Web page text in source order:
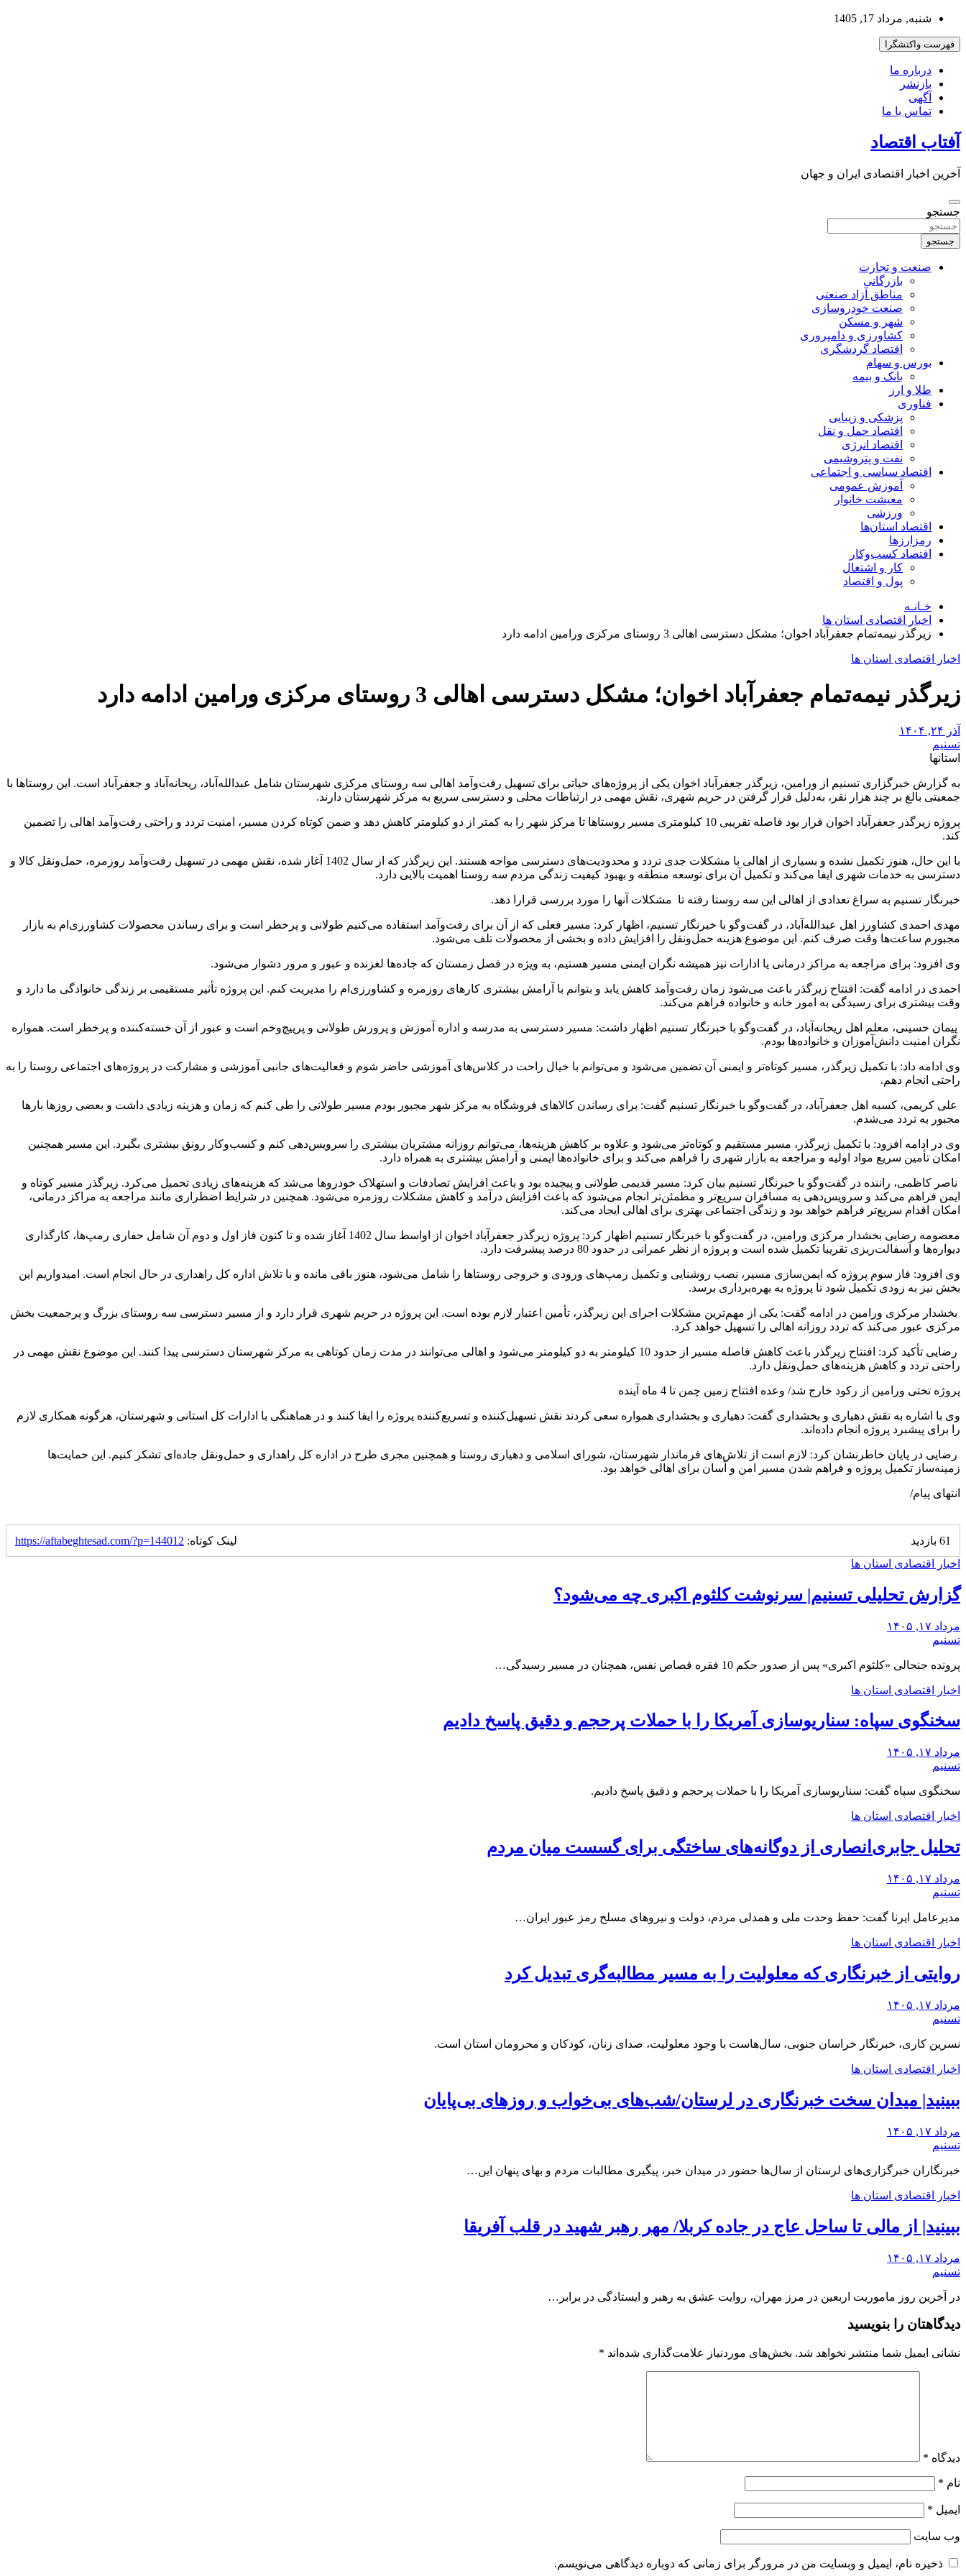
بروید
شنبه, مرداد 17, 1405
فهرست واکنشگرا
درباره ما
بازنشر
آگهی
تماس با ما
آفتاب اقتصاد
آخرین اخبار اقتصادی ایران و جهان
جستجو
جستجو
صنعت و تجارت
بازرگانی
مناطق آزاد صنعتی
صنعت خودروسازی
شهر و مسکن
کشاورزی و دامپروری
اقتصاد گردشگری
بورس و سهام
بانک و بیمه
طلا و ارز
فناوری
پزشکی و زیبایی
اقتصاد حمل و نقل
اقتصاد انرژی
نفت و پتروشیمی
اقتصاد سیاسی و اجتماعی
آموزش عمومی
معیشت خانوار
ورزشی
اقتصاد استان‌ها
رمزارزها
اقتصاد کسب‌و‌کار
کار و اشتغال
پول و اقتصاد
خـانـه
اخبار اقتصادی استان ها
زیرگذر نیمه‌تمام جعفرآباد اخوان؛ مشکل دسترسی اهالی 3 روستای مرکزی ورامین ادامه دارد
اخبار اقتصادی استان ها
زیرگذر نیمه‌تمام جعفرآباد اخوان؛ مشکل دسترسی اهالی 3 روستای مرکزی ورامین ادامه دارد
آذر ۲۴, ۱۴۰۴
تسنیم
استانها
به گزارش خبرگزاری تسنیم از ورامین، زیرگذر جعفرآباد اخوان یکی از پروژه‌های حیاتی برای تسهیل رفت‌وآمد اهالی سه روستای مرکزی شهرستان شامل عبدالله‌آباد، ریحانه‌آباد و جعفرآباد است. این روستاها با
جمعیتی بالغ بر چند هزار نفر، به‌دلیل قرار گرفتن در حریم شهری، نقش مهمی در ارتباطات محلی و دسترسی سریع به مرکز شهرستان دارند.
پروژه زیرگذر جعفرآباد اخوان قرار بود فاصله تقریبی 10 کیلومتری مسیر روستاها تا مرکز شهر را به کمتر از دو کیلومتر کاهش دهد و ضمن کوتاه کردن مسیر، امنیت تردد و راحتی رفت‌وآمد اهالی را تضمین
کند.
با این حال، هنوز تکمیل نشده و بسیاری از اهالی با مشکلات جدی تردد و محدودیت‌های دسترسی مواجه هستند. این زیرگذر که از سال 1402 آغاز شده، نقش مهمی در تسهیل رفت‌وآمد روزمره، حمل‌ونقل کالا و
دسترسی به خدمات شهری ایفا می‌کند و تکمیل آن برای توسعه منطقه و بهبود کیفیت زندگی مردم سه روستا اهمیت بالایی دارد.
خبرنگار تسنیم به سراغ تعدادی از اهالی این سه روستا رفته تا مشکلات آنها را مورد بررسی قرارا دهد.
مهدی احمدی کشاورز اهل عبدالله‌آباد، در گفت‌وگو با خبرنگار تسنیم، اظهار کرد: مسیر فعلی که از آن برای رفت‌وآمد استفاده می‌کنیم طولانی و پرخطر است و برای رساندن محصولات کشاورزی‌ام به بازار
مجبورم ساعت‌ها وقت صرف کنم. این موضوع هزینه حمل‌ونقل را افزایش داده و بخشی از محصولات تلف می‌شود.
وی افزود: برای مراجعه به مراکز درمانی یا ادارات نیز همیشه نگران ایمنی مسیر هستیم، به ویژه در فصل زمستان که جاده‌ها لغزنده و عبور و مرور دشوار می‌شود.
احمدی در ادامه گفت: افتتاح زیرگذر باعث می‌شود زمان رفت‌وآمد کاهش یابد و بتوانم با آرامش بیشتری کارهای روزمره و کشاورزی‌ام را مدیریت کنم. این پروژه تأثیر مستقیمی بر زندگی خانوادگی ما دارد و
وقت بیشتری برای رسیدگی به امور خانه و خانواده فراهم می‌کند.
پیمان حسینی، معلم اهل ریحانه‌آباد، در گفت‌وگو با خبرنگار تسنیم اظهار داشت: مسیر دسترسی به مدرسه و اداره آموزش و پرورش طولانی و پرپیچ‌وخم است و عبور از آن خسته‌کننده و پرخطر است. همواره
نگران امنیت دانش‌آموزان و خانواده‌ها بودم.
وی ادامه داد: با تکمیل زیرگذر، مسیر کوتاه‌تر و ایمنی آن تضمین می‌شود و می‌توانم با خیال راحت در کلاس‌های آموزشی حاضر شوم و فعالیت‌های جانبی آموزشی و مشارکت در پروژه‌های اجتماعی روستا را به
راحتی انجام دهم.
علی کریمی، کسبه اهل جعفرآباد، در گفت‌وگو با خبرنگار تسنیم گفت: برای رساندن کالاهای فروشگاه به مرکز شهر مجبور بودم مسیر طولانی را طی کنم که زمان و هزینه زیادی داشت و بعضی روزها بارها
مجبور به تردد می‌شدم.
وی در ادامه افزود: با تکمیل زیرگذر، مسیر مستقیم و کوتاه‌تر می‌شود و علاوه بر کاهش هزینه‌ها، می‌توانم روزانه مشتریان بیشتری را سرویس‌دهی کنم و کسب‌وکار رونق بیشتری بگیرد. این مسیر همچنین
امکان تأمین سریع مواد اولیه و مراجعه به بازار شهری را فراهم می‌کند و برای خانواده‌ها ایمنی و آرامش بیشتری به همراه دارد.
ناصر کاظمی، راننده در گفت‌وگو با خبرنگار تسنیم بیان کرد: مسیر قدیمی طولانی و پیچیده بود و باعث افزایش تصادفات و استهلاک خودروها می‌شد که هزینه‌های زیادی تحمیل می‌کرد. زیرگذر مسیر کوتاه و
ایمن فراهم می‌کند و سرویس‌دهی به مسافران سریع‌تر و مطمئن‌تر انجام می‌شود که باعث افزایش درآمد و کاهش مشکلات روزمره می‌شود. همچنین در شرایط اضطراری مانند مراجعه به مراکز درمانی،
امکان اقدام سریع‌تر فراهم خواهد بود و زندگی اجتماعی بهتری برای اهالی ایجاد می‌کند.
معصومه رضایی بخشدار مرکزی ورامین، در گفت‌وگو با خبرنگار تسنیم اظهار کرد: پروژه زیرگذر جعفرآباد اخوان از اواسط سال 1402 آغاز شده و تا کنون فاز اول و دوم آن شامل حفاری رمپ‌ها، کارگذاری
دیواره‌ها و آسفالت‌ریزی تقریبا تکمیل شده است و پروژه از نظر عمرانی در حدود 80 درصد پیشرفت دارد.
وی افزود: فاز سوم پروژه که ایمن‌سازی مسیر، نصب روشنایی و تکمیل رمپ‌های ورودی و خروجی روستاها را شامل می‌شود، هنوز باقی مانده و با تلاش اداره کل راهداری در حال انجام است. امیدواریم این
بخش نیز به زودی تکمیل شود تا پروژه به بهره‌برداری برسد.
بخشدار مرکزی ورامین در ادامه گفت: یکی از مهم‌ترین مشکلات اجرای این زیرگذر، تأمین اعتبار لازم بوده است. این پروژه در حریم شهری قرار دارد و از مسیر دسترسی سه روستای بزرگ و پرجمعیت بخش
مرکزی عبور می‌کند که تردد روزانه اهالی را تسهیل خواهد کرد.
رضایی تأکید کرد: افتتاح زیرگذر باعث کاهش فاصله مسیر از حدود 10 کیلومتر به دو کیلومتر می‌شود و اهالی می‌توانند در مدت زمان کوتاهی به مرکز شهرستان دسترسی پیدا کنند. این موضوع نقش مهمی در
راحتی تردد و کاهش هزینه‌های حمل‌ونقل دارد.
پروژه تختی ورامین از رکود خارج شد/ وعده افتتاح زمین چمن تا 4 ماه آینده
وی با اشاره به نقش دهیاری و بخشداری گفت: دهیاری و بخشداری همواره سعی کردند نقش تسهیل‌کننده و تسریع‌کننده پروژه را ایفا کنند و در هماهنگی با ادارات کل استانی و شهرستان، هرگونه همکاری لازم
را برای پیشبرد پروژه انجام داده‌اند.
رضایی در پایان خاطرنشان کرد: لازم است از تلاش‌های فرماندار شهرستان، شورای اسلامی و دهیاری روستا و همچنین مجری طرح در اداره کل راهداری و حمل‌ونقل جاده‌ای تشکر کنیم. این حمایت‌ها
زمینه‌ساز تکمیل پروژه و فراهم شدن مسیر امن و آسان برای اهالی خواهد بود.
انتهای پیام/
61 بازدید لینک کوتاه: https://aftabeghtesad.com/?p=144012
اخبار اقتصادی استان ها
گزارش تحلیلی تسنیم| سرنوشت کلثوم اکبری چه می‌شود؟
مرداد ۱۷, ۱۴۰۵
تسنیم
پرونده جنجالی «کلثوم اکبری» پس از صدور حکم 10 فقره قصاص نفس، همچنان در مسیر رسیدگی…
اخبار اقتصادی استان ها
سخنگوی سپاه: سناریوسازی آمریکا را با حملات پرحجم‌‌ و دقیق‌ پاسخ دادیم
مرداد ۱۷, ۱۴۰۵
تسنیم
سخنگوی سپاه گفت: سناریوسازی آمریکا را با حملات پرحجم‌‌ و دقیق‌ پاسخ دادیم.
اخبار اقتصادی استان ها
تحلیل جابری‌انصاری از دوگانه‌های ساختگی ‌برای گسست میان مردم
مرداد ۱۷, ۱۴۰۵
تسنیم
مدیرعامل ایرنا گفت: حفظ وحدت ملی و همدلی مردم، دولت و نیروهای مسلح رمز عبور ایران…
اخبار اقتصادی استان ها
روایتی از خبرنگاری که معلولیت را به مسیر مطالبه‌گری تبدیل کرد
مرداد ۱۷, ۱۴۰۵
تسنیم
نسرین کاری، خبرنگار خراسان جنوبی، سال‌هاست با وجود معلولیت، صدای زنان، کودکان و محرومان استان است.
اخبار اقتصادی استان ها
ببینید| میدان سخت خبرنگاری در لرستان/‌شب‌های بی‌خواب و روزهای بی‌پایان
مرداد ۱۷, ۱۴۰۵
تسنیم
خبرنگاران خبرگزاری‌های لرستان از سال‌ها حضور در میدان خبر، پیگیری مطالبات مردم و بهای پنهان این…
اخبار اقتصادی استان ها
ببینید| از مالی تا ساحل عاج در جاده کربلا/ مهر رهبر شهید در قلب آفریقا
مرداد ۱۷, ۱۴۰۵
تسنیم
در آخرین روز ماموریت اربعین در مرز مهران، روایت عشق به رهبر و ایستادگی در برابر…
دیدگاهتان را بنویسید
نشانی ایمیل شما منتشر نخواهد شد. بخش‌های موردنیاز علامت‌گذاری شده‌اند *
دیدگاه *
نام *
ایمیل *
وب‌ سایت
ذخیره نام، ایمیل و وبسایت من در مرورگر برای زمانی که دوباره دیدگاهی می‌نویسم.